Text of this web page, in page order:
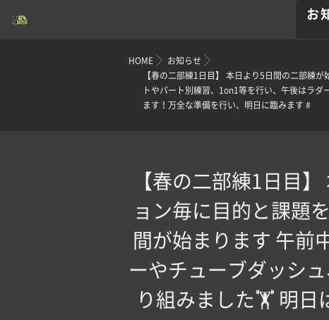
お
HOME
お知らせ
【春の二部練1日目】 本日より5日間の二部練
トやパート別練習、1on1等を行い、午後はラ
ます！万全な準備を行い、明日に臨みます #
【春の二部練1日目
ョン毎に目的と課題
間が始まります 午前
ーやチューブダッシ
り組みました🏋️ 明日